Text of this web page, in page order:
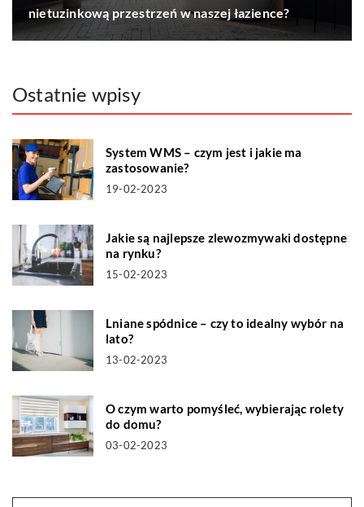
nietuzinkową przestrzeń w naszej łazience?
Ostatnie wpisy
System WMS – czym jest i jakie ma
zastosowanie?
19-02-2023
Jakie są najlepsze zlewozmywaki dostępne
na rynku?
15-02-2023
Lniane spódnice – czy to idealny wybór na
lato?
13-02-2023
O czym warto pomyśleć, wybierając rolety
do domu?
03-02-2023